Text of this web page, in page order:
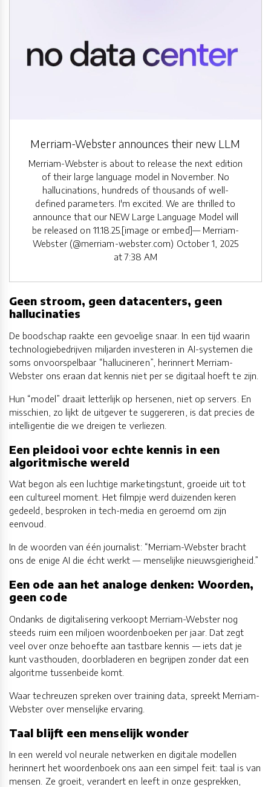
Merriam-Webster announces their new LLM
Merriam-Webster is about to release the next edition
of their large language model in November. No
hallucinations, hundreds of thousands of well-
defined parameters. I'm excited. We are thrilled to
announce that our NEW Large Language Model will
be released on 11.18.25.[image or embed]— Merriam-
Webster (@merriam-webster.com) October 1, 2025
at 7:38 AM
Geen stroom, geen datacenters, geen
hallucinaties
De boodschap raakte een gevoelige snaar. In een tijd waarin
technologiebedrijven miljarden investeren in AI-systemen die
soms onvoorspelbaar “hallucineren”, herinnert Merriam-
Webster ons eraan dat kennis niet per se digitaal hoeft te zijn.
Hun “model” draait letterlijk op hersenen, niet op servers. En
misschien, zo lijkt de uitgever te suggereren, is dat precies de
intelligentie die we dreigen te verliezen.
Een pleidooi voor echte kennis in een
algoritmische wereld
Wat begon als een luchtige marketingstunt, groeide uit tot
een cultureel moment. Het filmpje werd duizenden keren
gedeeld, besproken in tech-media en geroemd om zijn
eenvoud.
In de woorden van één journalist: “Merriam-Webster bracht
ons de enige AI die écht werkt — menselijke nieuwsgierigheid.”
Een ode aan het analoge denken: Woorden,
geen code
Ondanks de digitalisering verkoopt Merriam-Webster nog
steeds ruim een miljoen woordenboeken per jaar. Dat zegt
veel over onze behoefte aan tastbare kennis — iets dat je
kunt vasthouden, doorbladeren en begrijpen zonder dat een
algoritme tussenbeide komt.
Waar techreuzen spreken over training data, spreekt Merriam-
Webster over menselijke ervaring.
Taal blijft een menselijk wonder
In een wereld vol neurale netwerken en digitale modellen
herinnert het woordenboek ons aan een simpel feit: taal is van
mensen. Ze groeit, verandert en leeft in onze gesprekken,